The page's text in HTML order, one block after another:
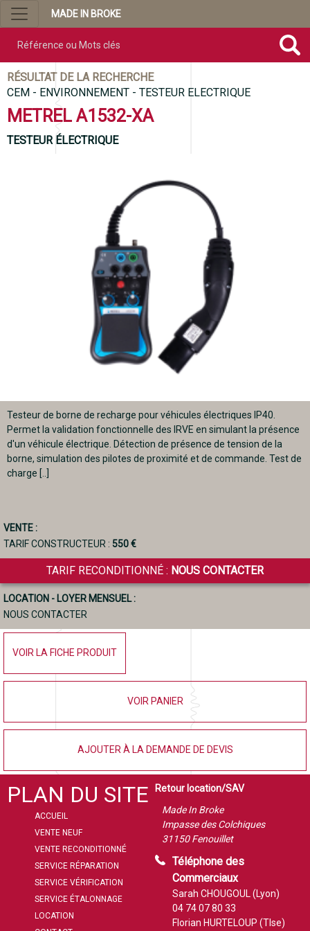
MADE IN BROKE
RÉSULTAT DE LA RECHERCHE
CEM - ENVIRONNEMENT - TESTEUR ELECTRIQUE
METREL A1532-XA
TESTEUR ÉLECTRIQUE
Testeur de borne de recharge pour véhicules électriques IP40.
Permet la validation fonctionnelle des IRVE en simulant la présence
d'un véhicule électrique. Détection de présence de tension de la
borne, simulation des pilotes de proximité et de commande. Test de
charge [..]
VENTE :
TARIF CONSTRUCTEUR : 550 €
TARIF RECONDITIONNÉ : NOUS CONTACTER
LOCATION - LOYER MENSUEL :
NOUS CONTACTER
VOIR LA FICHE PRODUIT
VOIR PANIER
AJOUTER À LA DEMANDE DE DEVIS
PLAN DU SITE
ACCUEIL
VENTE NEUF
VENTE RECONDITIONNÉ
SERVICE RÉPARATION
SERVICE VÉRIFICATION
SERVICE ÉTALONNAGE
LOCATION
Retour location/SAV
Made In Broke
Impasse des Colchiques
31150 Fenouillet
Téléphone des
Commerciaux
Sarah CHOUGOUL (Lyon)
04 74 07 80 33
Florian HURTELOUP (Tlse)